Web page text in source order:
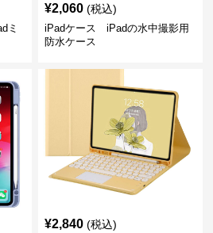
ミ
¥2,060 (税込)
iPadケース iPadの水中撮影用
防水ケース
¥2,840 (税込)